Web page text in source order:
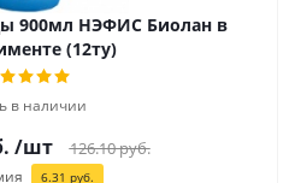
900мл НЭФИС Биолан в
(12ту)
в наличии
/шт 126.10руб.
6.31 руб.